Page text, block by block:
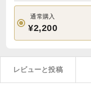
通常購入
¥2,200
レビューと投稿